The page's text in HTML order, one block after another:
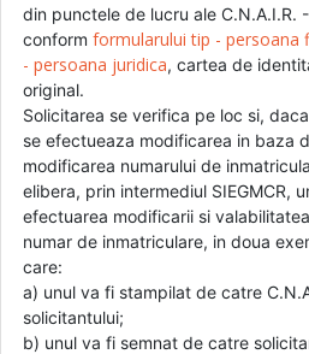
din punctele de lucru ale C.N.A.I.R.
conform formularului tip - persoana
- persoana juridica, cartea de
original.
Solicitarea se verifica pe loc si,
se efectueaza modificarea in baza
modificarea numarului de
elibera, prin intermediul SIEGMCR,
efectuarea modificarii si
numar de inmatriculare, in doua
care:
a) unul va fi stampilat de catre
solicitantului;
b) unul va fi semnat de catre